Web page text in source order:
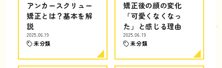
アンカースクリュー
矯正とは？基本を解
説
2025.06.19
未分類
矯正後の顔の変化
「可愛くなくなっ
た」と感じる理由
2025.06.19
未分類